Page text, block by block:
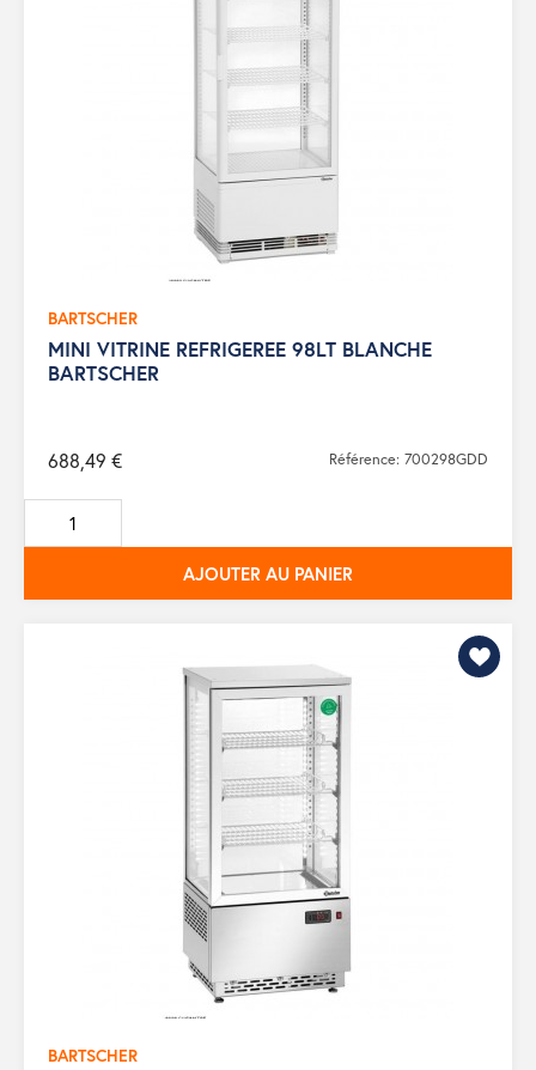
BARTSCHER
MINI VITRINE REFRIGEREE 98LT BLANCHE
BARTSCHER
688,49 € Référence: 700298GDD
AJOUTER AU PANIER
BARTSCHER